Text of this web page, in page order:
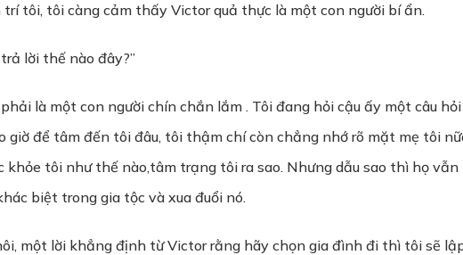
tôi, tôi càng cảm thấy Victor quả thực là một con người bí ẩn.
lời thế nào đây?”
là một con người chín chắn lắm . Tôi đang hỏi cậu ấy một câu
giờ để tâm đến tôi đâu, tôi thậm chí còn chẳng nhớ rõ mặt mẹ tôi
khỏe tôi như thế nào,tâm trạng tôi ra sao. Nhưng dẫu sao thì họ
biệt trong gia tộc và xua đuổi nó.
một lời khẳng định từ Victor rằng hãy chọn gia đình đi thì tôi sẽ